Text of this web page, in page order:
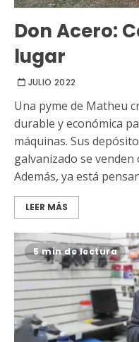
Don Acero:
lugar
JULIO 2022
Una pyme de Matheu
durable y económica
máquinas. Sus
galvanizado se
Además, ya está
LEER MÁS
5 min de lectura